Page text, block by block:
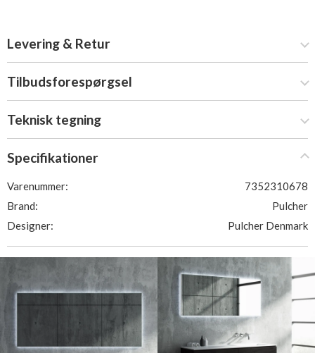
Levering & Retur
Tilbudsforespørgsel
Teknisk tegning
Specifikationer
Varenummer:
7352310678
Brand:
Pulcher
Designer:
Pulcher Denmark